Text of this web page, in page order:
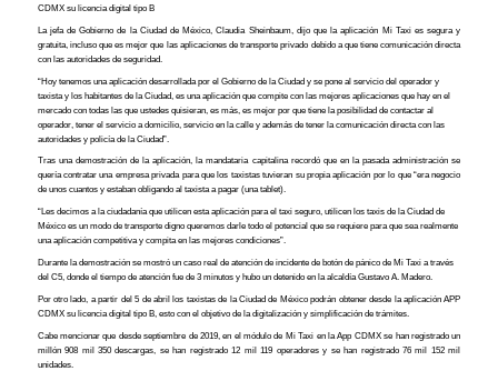
CDMX su licencia digital tipo B
La jefa de Gobierno de la Ciudad de México, Claudia Sheinbaum, dijo que la aplicación Mi Taxi es segura y
gratuita, incluso que es mejor que las aplicaciones de transporte privado debido a que tiene comunicación directa
con las autoridades de seguridad.
“Hoy tenemos una aplicación desarrollada por el Gobierno de la Ciudad y se pone al servicio del operador y
taxista y los habitantes de la Ciudad, es una aplicación que compite con las mejores aplicaciones que hay en el
mercado con todas las que ustedes quisieran, es más, es mejor por que tiene la posibilidad de contactar al
operador, tener el servicio a domicilio, servicio en la calle y además de tener la comunicación directa con las
autoridades y policía de la Ciudad”.
Tras una demostración de la aplicación, la mandataria capitalina recordó que en la pasada administración se
quería contratar una empresa privada para que los taxistas tuvieran su propia aplicación por lo que “era negocio
de unos cuantos y estaban obligando al taxista a pagar (una tablet).
“Les decimos a la ciudadanía que utilicen esta aplicación para el taxi seguro, utilicen los taxis de la Ciudad de
México es un modo de transporte digno queremos darle todo el potencial que se requiere para que sea realmente
una aplicación competitiva y compita en las mejores condiciones”.
Durante la demostración se mostró un caso real de atención de incidente de botón de pánico de Mi Taxi a través
del C5, donde el tiempo de atención fue de 3 minutos y hubo un detenido en la alcaldía Gustavo A. Madero.
Por otro lado, a partir del 5 de abril los taxistas de la Ciudad de México podrán obtener desde la aplicación APP
CDMX su licencia digital tipo B, esto con el objetivo de la digitalización y simplificación de trámites.
Cabe mencionar que desde septiembre de 2019, en el módulo de Mi Taxi en la App CDMX se han registrado un
millón 908 mil 350 descargas, se han registrado 12 mil 119 operadores y se han registrado 76 mil 152 mil
unidades.